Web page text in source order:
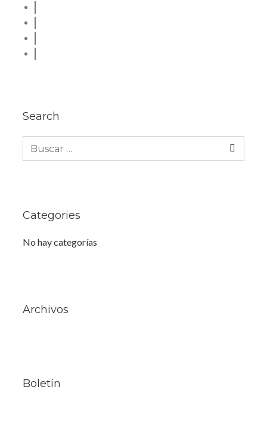
Search
Buscar:
Categories
No hay categorías
Archivos
Boletín